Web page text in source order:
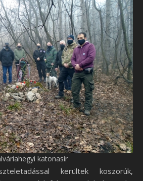
katonasír
kerültek koszorúk,